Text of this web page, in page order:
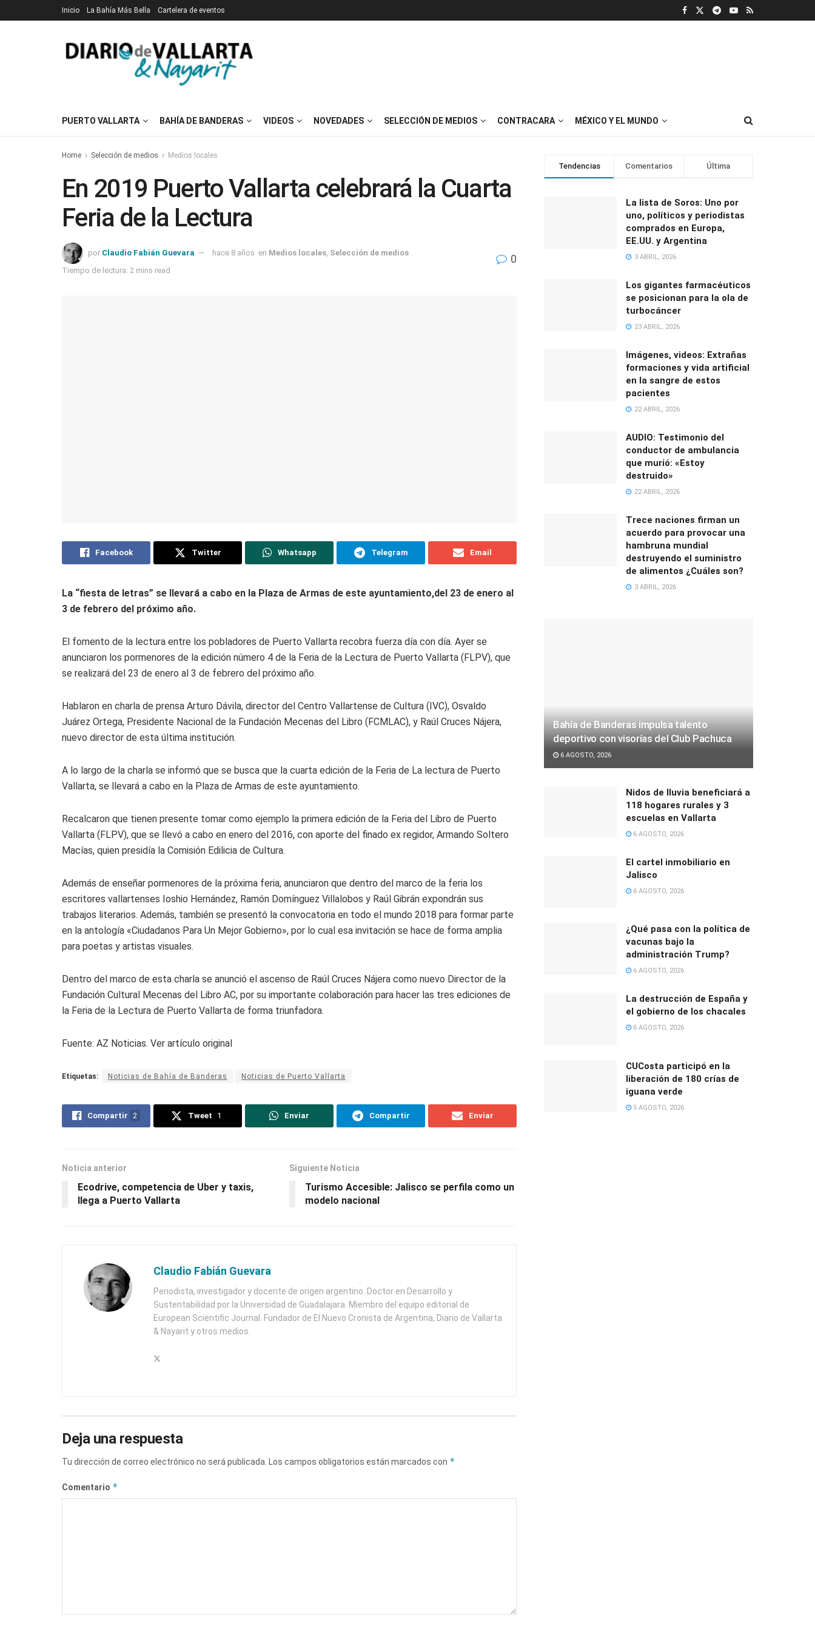
Inicio La Bahía Más Bella Cartelera de eventos
PUERTO VALLARTA BAHÍA DE BANDERAS VIDEOS NOVEDADES SELECCIÓN DE MEDIOS CONTRACARA MÉXICO Y EL MUNDO
Home Selección de medios Medios locales
En 2019 Puerto Vallarta celebrará la Cuarta
Feria de la Lectura
por Claudio Fabián Guevara hace 8 años en Medios locales Selección de medios
Tiempo de lectura: 2 mins read
0
Facebook Twitter Whatsapp Telegram Email
La “fiesta de letras” se llevará a cabo en la Plaza de Armas de este ayuntamiento,del 23 de enero al
3 de febrero del próximo año.
El fomento de la lectura entre los pobladores de Puerto Vallarta recobra fuerza día con día. Ayer se
anunciaron los pormenores de la edición número 4 de la Feria de la Lectura de Puerto Vallarta (FLPV), que
se realizará del 23 de enero al 3 de febrero del próximo año.
Hablaron en charla de prensa Arturo Dávila, director del Centro Vallartense de Cultura (IVC), Osvaldo
Juárez Ortega, Presidente Nacional de la Fundación Mecenas del Libro (FCMLAC), y Raúl Cruces Nájera,
nuevo director de esta última institución.
A lo largo de la charla se informó que se busca que la cuarta edición de la Feria de La lectura de Puerto
Vallarta, se llevará a cabo en la Plaza de Armas de este ayuntamiento.
Recalcaron que tienen presente tomar como ejemplo la primera edición de la Feria del Libro de Puerto
Vallarta (FLPV), que se llevó a cabo en enero del 2016, con aporte del finado ex regidor, Armando Soltero
Macías, quien presidía la Comisión Edilicia de Cultura.
Además de enseñar pormenores de la próxima feria, anunciaron que dentro del marco de la feria los
escritores vallartenses Ioshio Hernández, Ramón Domínguez Villalobos y Raúl Gibrán expondrán sus
trabajos literarios. Además, también se presentó la convocatoria en todo el mundo 2018 para formar parte
en la antología «Ciudadanos Para Un Mejor Gobierno», por lo cual esa invitación se hace de forma amplia
para poetas y artistas visuales.
Dentro del marco de esta charla se anunció el ascenso de Raúl Cruces Nájera como nuevo Director de la
Fundación Cultural Mecenas del Libro AC, por su importante colaboración para hacer las tres ediciones de
la Feria de la Lectura de Puerto Vallarta de forma triunfadora.
Fuente: AZ Noticias. Ver artículo original
Etiquetas: Noticias de Bahía de Banderas Noticias de Puerto Vallarta
Compartir 2 Tweet 1 Enviar Compartir Enviar
Noticia anterior
Ecodrive, competencia de Uber y taxis,
llega a Puerto Vallarta
Siguiente Noticia
Turismo Accesible: Jalisco se perfila como un
modelo nacional
Claudio Fabián Guevara
Periodista, investigador y docente de origen argentino. Doctor en Desarrollo y
Sustentabilidad por la Universidad de Guadalajara. Miembro del equipo editorial de
European Scientific Journal. Fundador de El Nuevo Cronista de Argentina, Diario de Vallarta
& Nayarit y otros medios.
Deja una respuesta
Tu dirección de correo electrónico no será publicada. Los campos obligatorios están marcados con *
Comentario *
Tendencias Comentarios Última
La lista de Soros: Uno por
uno, políticos y periodistas
comprados en Europa,
EE.UU. y Argentina
3 ABRIL, 2026
Los gigantes farmacéuticos
se posicionan para la ola de
turbocáncer
23 ABRIL, 2026
Imágenes, videos: Extrañas
formaciones y vida artificial
en la sangre de estos
pacientes
22 ABRIL, 2026
AUDIO: Testimonio del
conductor de ambulancia
que murió: «Estoy
destruido»
22 ABRIL, 2026
Trece naciones firman un
acuerdo para provocar una
hambruna mundial
destruyendo el suministro
de alimentos ¿Cuáles son?
3 ABRIL, 2026
Bahía de Banderas impulsa talento
deportivo con visorías del Club Pachuca
6 AGOSTO, 2026
Nidos de lluvia beneficiará a
118 hogares rurales y 3
escuelas en Vallarta
6 AGOSTO, 2026
El cartel inmobiliario en
Jalisco
6 AGOSTO, 2026
¿Qué pasa con la política de
vacunas bajo la
administración Trump?
6 AGOSTO, 2026
La destrucción de España y
el gobierno de los chacales
6 AGOSTO, 2026
CUCosta participó en la
liberación de 180 crías de
iguana verde
5 AGOSTO, 2026